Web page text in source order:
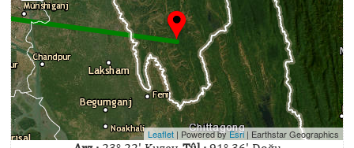
Leaflet | Powered byEsri | Earthstar Geographics